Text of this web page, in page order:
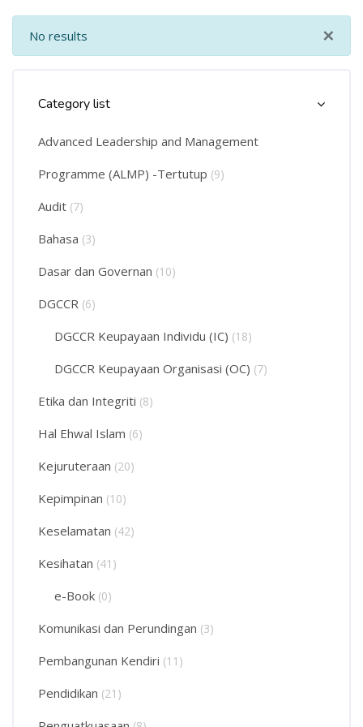
×
No results
Category list
Advanced Leadership and Management
Programme (ALMP) -Tertutup (9)
Audit (7)
Bahasa (3)
Dasar dan Governan (10)
DGCCR (6)
DGCCR Keupayaan Individu (IC) (18)
DGCCR Keupayaan Organisasi (OC) (7)
Etika dan Integriti (8)
Hal Ehwal Islam (6)
Kejuruteraan (20)
Kepimpinan (10)
Keselamatan (42)
Kesihatan (41)
e-Book (0)
Komunikasi dan Perundingan (3)
Pembangunan Kendiri (11)
Pendidikan (21)